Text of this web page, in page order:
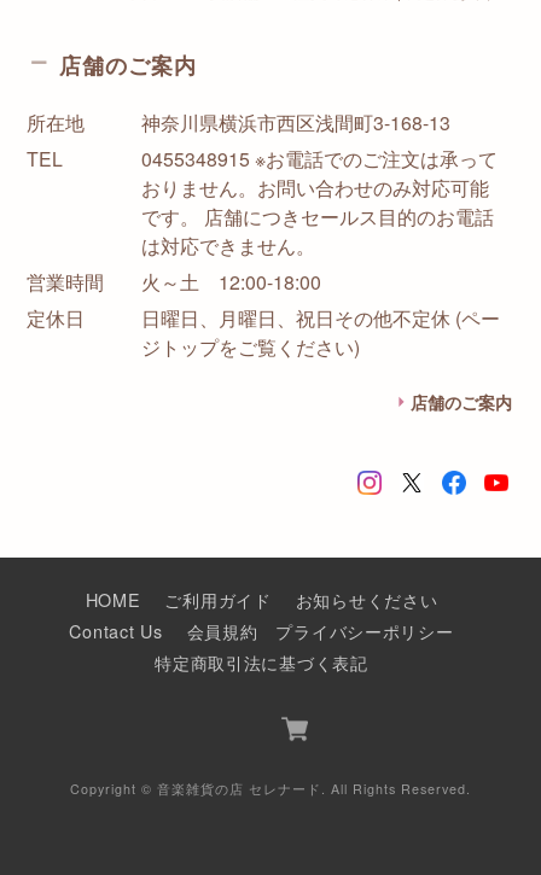
店舗のご案内
所在地
神奈川県横浜市西区浅間町3-168-13
TEL
0455348915 ※お電話でのご注文は承って
おりません。お問い合わせのみ対応可能
です。 店舗につきセールス目的のお電話
は対応できません。
営業時間
火～土 12:00-18:00
定休日
日曜日、月曜日、祝日その他不定休 (ペー
ジトップをご覧ください)
店舗のご案内
HOME ご利用ガイド
お知らせください
Contact Us
会員規約
プライバシーポリシー
特定商取引法に基づく表記
Copyright © 音楽雑貨の店 セレナード. All Rights Reserved.